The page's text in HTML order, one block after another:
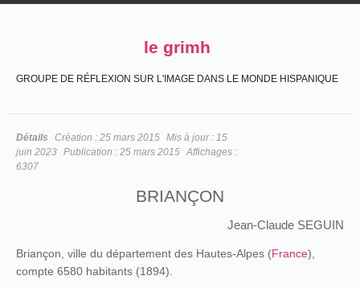
le grimh
GROUPE DE RÉFLEXION SUR L'IMAGE DANS LE MONDE HISPANIQUE
Détails Création : 25 mars 2015 Mis à jour : 15
juin 2023 Publication : 25 mars 2015 Affichages :
6307
BRIANÇON
Jean-Claude SEGUIN
Briançon, ville du département des Hautes-Alpes (France),
compte 6580 habitants (1894).